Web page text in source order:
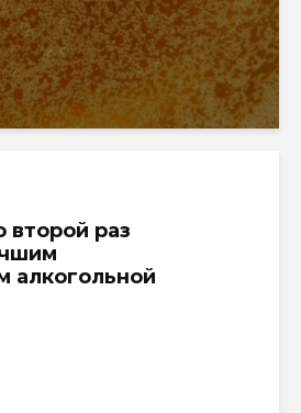
второй раз
алкогольной